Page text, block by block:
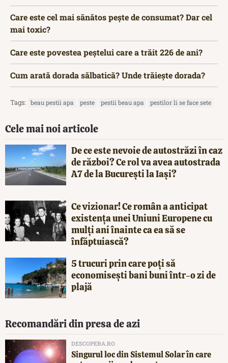
Care este cel mai sănătos pește de consumat? Dar cel
mai toxic?
Care este povestea peștelui care a trăit 226 de ani?
Cum arată dorada sălbatică? Unde trăiește dorada?
Tags: beau pestii apa peste pestii beau apa pestilor li se face sete
Cele mai noi articole
De ce este nevoie de autostrăzi în caz
de război? Ce rol va avea autostrada
A7 de la București la Iași?
Ce vizionar! Ce român a anticipat
existența unei Uniuni Europene cu
mulți ani înainte ca ea să se
înfăptuiască?
5 trucuri prin care poți să
economisești bani buni într-o zi de
plajă
Recomandări din presa de azi
DESCOPERA.RO
Singurul loc din Sistemul Solar în care